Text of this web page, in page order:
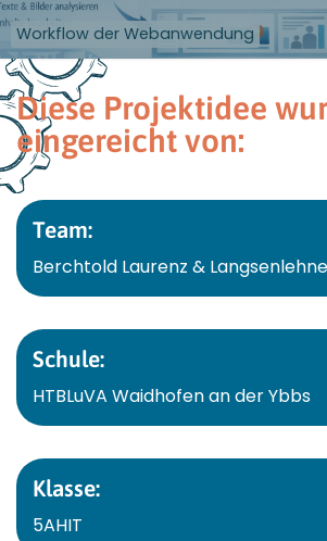
Workflow der Webanwendung
Diese Projektidee
eingereicht von:
Team:
Berchtold Laurenz &
Schule:
HTBLuVA Waidhofen an der Ybbs
Klasse:
5AHIT